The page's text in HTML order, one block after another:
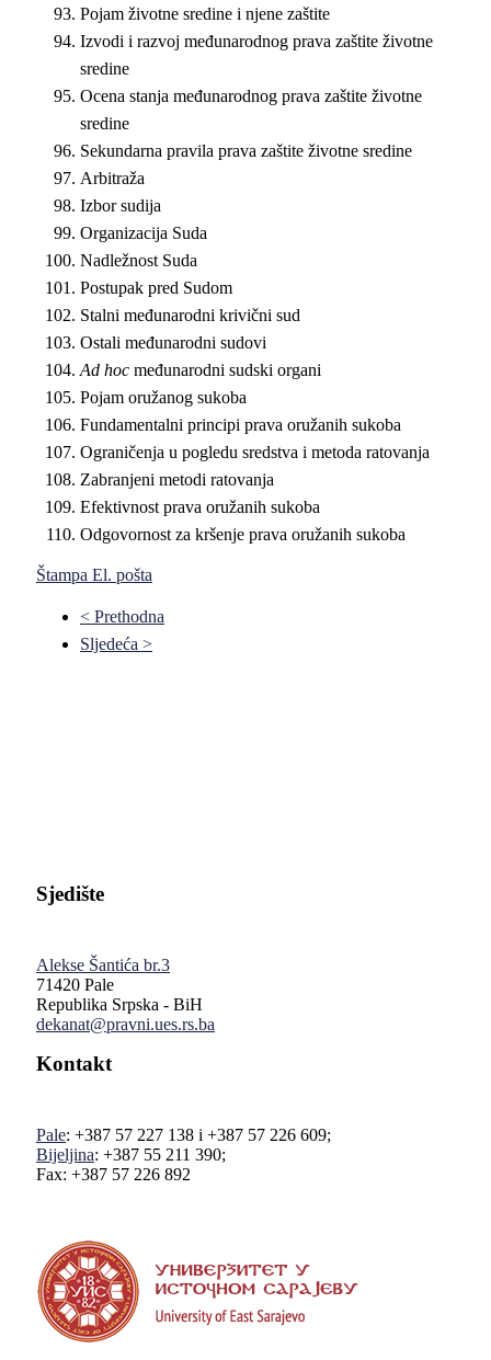
Pojam životne sredine i njene zaštite
Izvodi i razvoj međunarodnog prava zaštite životne
sredine
Ocena stanja međunarodnog prava zaštite životne
sredine
Sekundarna pravila prava zaštite životne sredine
Arbitraža
Izbor sudija
Organizacija Suda
Nadležnost Suda
Postupak pred Sudom
Stalni međunarodni krivični sud
Ostali međunarodni sudovi
Ad hoc međunarodni sudski organi
Pojam oružanog sukoba
Fundamentalni principi prava oružanih sukoba
Ograničenja u pogledu sredstva i metoda ratovanja
Zabranjeni metodi ratovanja
Efektivnost prava oružanih sukoba
Odgovornost za kršenje prava oružanih sukoba
Štampa El. pošta
< Prethodna
Sljedeća >
Sjedište
Alekse Šantića br.3
71420 Pale
Republika Srpska - BiH
dekanat@pravni.ues.rs.ba
Kontakt
Pale: +387 57 227 138 i +387 57 226 609;
Bijeljina: +387 55 211 390;
Fax: +387 57 226 892